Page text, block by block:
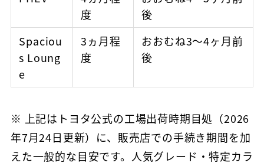
度
後
Spaciou
s Loung
e
3ヵ月程
度
おおむね3〜4ヶ月前
後
※ 上記はトヨタ公式の工場出荷時期目処（2026
年7月24日更新）に、販売店での手続き期間を加
えた一般的な目安です。人気グレード・特定カラ